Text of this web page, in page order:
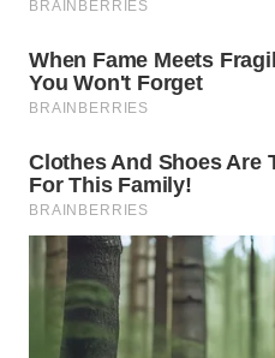
LPKKI
LKKI
PORTAL
KONSUMEN